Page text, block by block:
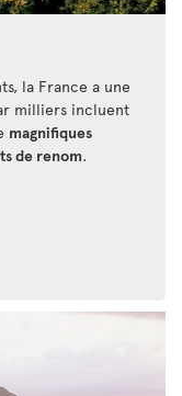
la France a une
milliers incluent
magnifiques
de renom.